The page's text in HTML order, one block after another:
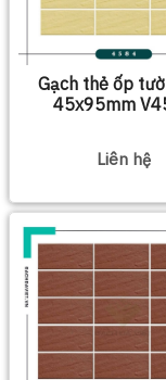
Gạch thẻ ốp
45x95mm
Liên hệ